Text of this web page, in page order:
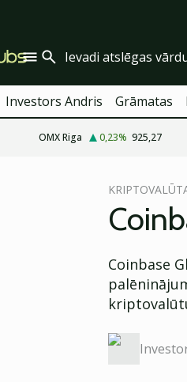
Investors Andris Grāmatas
OMX Riga 0,23% 925,27
Coinbase